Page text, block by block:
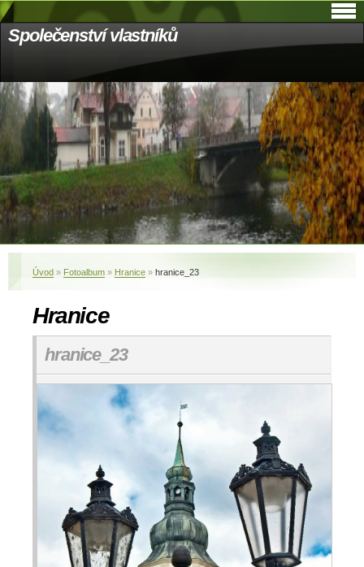
Společenství vlastníků
Úvod » Fotoalbum » Hranice » hranice_23
Hranice
hranice_23